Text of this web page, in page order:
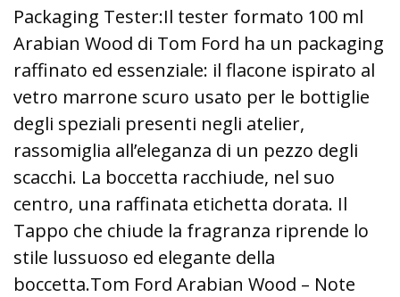
Packaging Tester:Il tester formato 100 ml
Arabian Wood di Tom Ford ha un packaging
raffinato ed essenziale: il flacone ispirato al
vetro marrone scuro usato per le bottiglie
degli speziali presenti negli atelier,
rassomiglia all’eleganza di un pezzo degli
scacchi. La boccetta racchiude, nel suo
centro, una raffinata etichetta dorata. Il
Tappo che chiude la fragranza riprende lo
stile lussuoso ed elegante della
boccetta.Tom Ford Arabian Wood – Note